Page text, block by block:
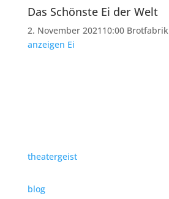
Das Schönste Ei der Welt
2. November 2021 10:00Brotfabrik
anzeigen Ei
theatergeist
blog